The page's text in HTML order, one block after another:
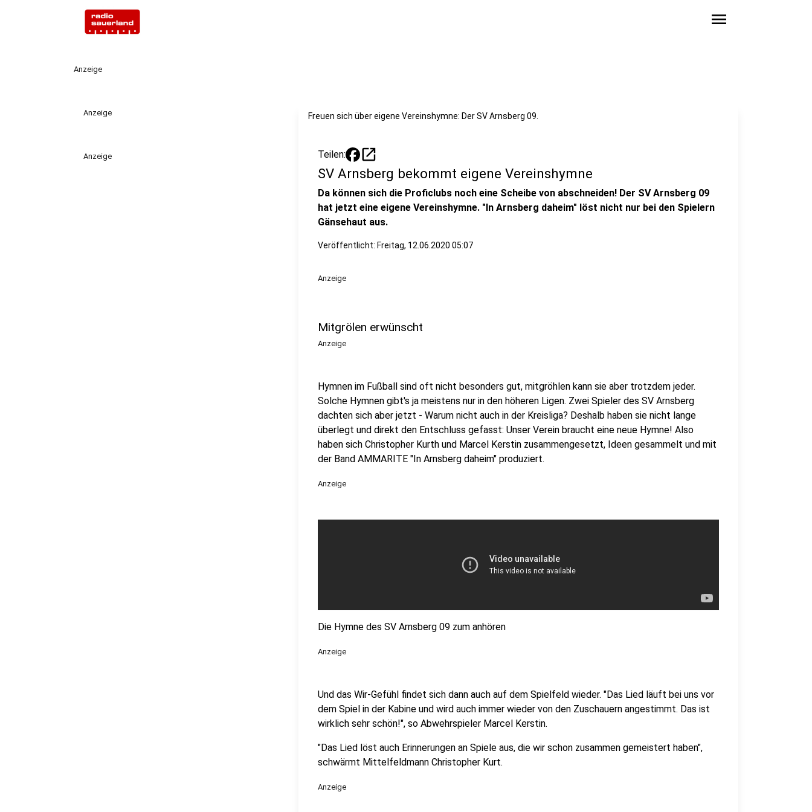
menu
Anzeige
Anzeige
Anzeige
Freuen sich über eigene Vereinshymne: Der SV Arnsberg 09.
Teilen: open_in_new
SV Arnsberg bekommt eigene Vereinshymne
Da können sich die Proficlubs noch eine Scheibe von abschneiden! Der SV Arnsberg 09
hat jetzt eine eigene Vereinshymne. "In Arnsberg daheim" löst nicht nur bei den Spielern
Gänsehaut aus.
Veröffentlicht: Freitag, 12.06.2020 05:07
Anzeige
Mitgrölen erwünscht
Anzeige
Hymnen im Fußball sind oft nicht besonders gut, mitgröhlen kann sie aber trotzdem jeder.
Solche Hymnen gibt's ja meistens nur in den höheren Ligen. Zwei Spieler des SV Arnsberg
dachten sich aber jetzt - Warum nicht auch in der Kreisliga? Deshalb haben sie nicht lange
überlegt und direkt den Entschluss gefasst: Unser Verein braucht eine neue Hymne! Also
haben sich Christopher Kurth und Marcel Kerstin zusammengesetzt, Ideen gesammelt und mit
der Band AMMARITE "In Arnsberg daheim" produziert.
Anzeige
Die Hymne des SV Arnsberg 09 zum anhören
Anzeige
Und das Wir-Gefühl findet sich dann auch auf dem Spielfeld wieder. "Das Lied läuft bei uns vor
dem Spiel in der Kabine und wird auch immer wieder von den Zuschauern angestimmt. Das ist
wirklich sehr schön!", so Abwehrspieler Marcel Kerstin.
"Das Lied löst auch Erinnerungen an Spiele aus, die wir schon zusammen gemeistert haben",
schwärmt Mittelfeldmann Christopher Kurt.
Anzeige